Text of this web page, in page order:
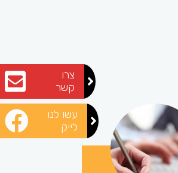
צרו
קשר
עשו לנו
לייק